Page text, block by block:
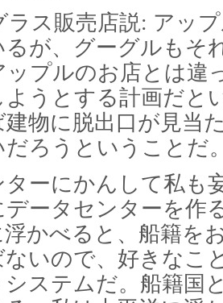
ラス販売店説: アッ
るが、グーグルもそ
ップルのお店とは違
ようとする計画だと
建物に脱出口が見当
ろうということだ
ーにかんして私も
データセンターを作
かべると、船籍を
いので、好きなこ
ステムだ。船籍国